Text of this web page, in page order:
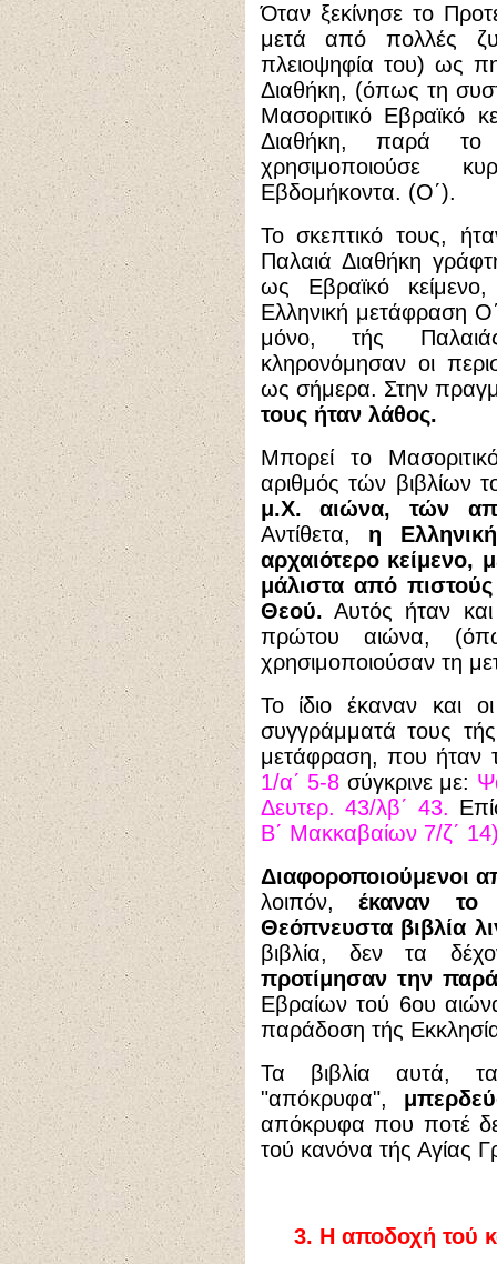
Όταν ξεκίνησε το
μετά από πολλές
πλειοψηφία του) ως
Διαθήκη, (όπως τη
Μασοριτικό Εβραϊκό
Διαθήκη, παρά
χρησιμοποιούσε
Εβδομήκοντα. (Ο΄).
Το σκεπτικό τους,
Παλαιά Διαθήκη
ως Εβραϊκό
Ελληνική μετάφραση
μόνο, τής
κληρονόμησαν οι
ως σήμερα. Στην
τους ήταν λάθος.
Μπορεί το
αριθμός τών βιβλίων
μ.Χ. αιώνα, τών
Αντίθετα, η
αρχαιότερο κείμενο,
μάλιστα από
Θεού. Αυτός ήταν
πρώτου αιώνα,
χρησιμοποιούσαν τη
Το ίδιο έκαναν και
συγγράμματά τους
μετάφραση, που ήταν
1/α΄ 5-8 σύγκρινε με:
Δευτερ. 43/λβ΄ 43.
Β΄ Μακκαβαίων 7/ζ΄
Διαφοροποιούμενοι
λοιπόν,έκαναν το
Θεόπνευστα βιβλία
βιβλία, δεν τα
προτίμησαν την
Εβραίων τού 6ου
παράδοση τής
Τα βιβλία αυτά,
"απόκρυφα",
απόκρυφα που ποτέ
τού κανόνα τής Αγίας
3. Η αποδοχή τού